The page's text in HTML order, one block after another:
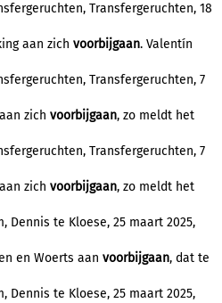
Transfergeruchten, 18
aan zich voorbijgaan. Valentín
Transfergeruchten, 7
zich voorbijgaan, zo meldt het
Transfergeruchten, 7
zich voorbijgaan, zo meldt het
Dennis te Kloese, 25 maart 2025,
en Woerts aan voorbijgaan, dat te
Dennis te Kloese, 25 maart 2025,